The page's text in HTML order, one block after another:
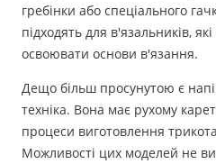
гребінки або спеціального
підходять для в'язальників,
освоювати основи в'язання.
Дещо більш просунутою є
техніка. Вона має рухому
процеси виготовлення
Можливості цих моделей не